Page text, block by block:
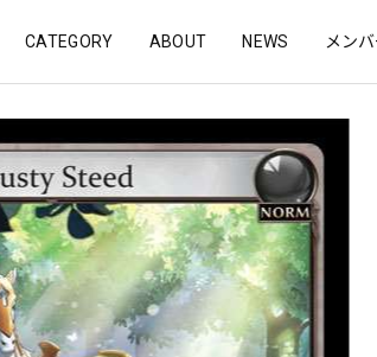
CATEGORY ABOUT NEWS メン